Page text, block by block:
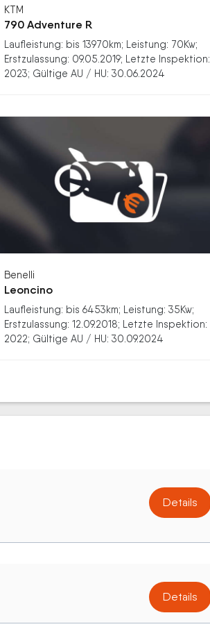
KTM
790 Adventure R
Laufleistung: bis 13970km; Leistung: 70Kw;
Erstzulassung: 09.05.2019; Letzte Inspektion:
2023; Gültige AU / HU: 30.06.2024
Benelli
Leoncino
Laufleistung: bis 6453km; Leistung: 35Kw;
Erstzulassung: 12.09.2018; Letzte Inspektion:
2022; Gültige AU / HU: 30.09.2024
Details
Details